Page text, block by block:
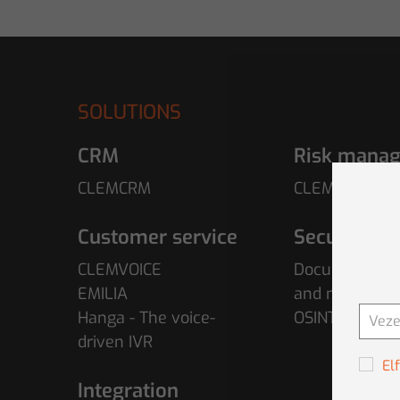
SOLUTIONS
CRM
CLEMCRM
Customer service
CLEMVOICE
EMILIA
Hanga - The voice-
driven IVR
Integration
Risk
CLEMRISK
Security
Document
and network
OSINT